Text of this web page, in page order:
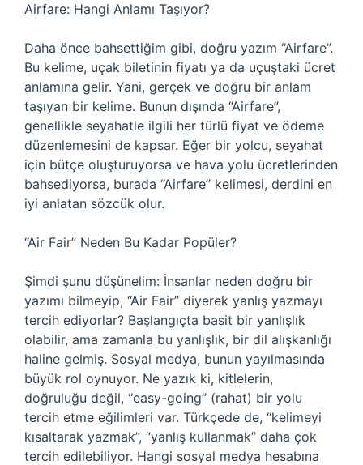
Airfare: Hangi Anlamı Taşıyor?
Daha önce bahsettiğim gibi, doğru yazım “Airfare”.
Bu kelime, uçak biletinin fiyatı ya da uçuştaki ücret
anlamına gelir. Yani, gerçek ve doğru bir anlam
taşıyan bir kelime. Bunun dışında “Airfare”,
genellikle seyahatle ilgili her türlü fiyat ve ödeme
düzenlemesini de kapsar. Eğer bir yolcu, seyahat
için bütçe oluşturuyorsa ve hava yolu ücretlerinden
bahsediyorsa, burada “Airfare” kelimesi, derdini en
iyi anlatan sözcük olur.
“Air Fair” Neden Bu Kadar Popüler?
Şimdi şunu düşünelim: İnsanlar neden doğru bir
yazımı bilmeyip, “Air Fair” diyerek yanlış yazmayı
tercih ediyorlar? Başlangıçta basit bir yanlışlık
olabilir, ama zamanla bu yanlışlık, bir dil alışkanlığı
haline gelmiş. Sosyal medya, bunun yayılmasında
büyük rol oynuyor. Ne yazık ki, kitlelerin,
doğruluğu değil, “easy-going” (rahat) bir yolu
tercih etme eğilimleri var. Türkçede de, “kelimeyi
kısaltarak yazmak”, “yanlış kullanmak” daha çok
tercih edilebiliyor. Hangi sosyal medya hesabına